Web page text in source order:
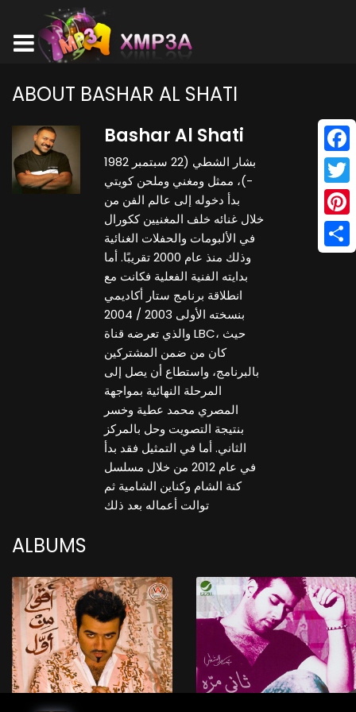
ABOUT BASHAR AL SHATI
Bashar Al Shati
بشار الشطي (22 سبتمبر 1982
-)، ممثل ومغني وملحن كويتي
بدأ دخوله إلى عالم الفن من
خلال غنائه خلف المغنيين ككورال
في الألبومات والحفلات الغنائية
وذلك منذ عام 2000 تقريبًا. أما
بدايته الفنية الفعلية فكانت مع
انطلاقة برنامج ستار أكاديمي
بنسخته الأولى 2003 / 2004
والذي تعرضه قناة LBC، حيث
كان من ضمن المشتركين
بالبرنامج، واستطاع أن يصل إلى
المرحلة النهائية بمواجهة
المصري محمد عطية وخسر
بنتيجة التصويت وحل بالمركز
الثاني. أما في التمثيل فقد بدأ
في عام 2012 من خلال مسلسل
كنة الشام وكناين الشامية ثم
توالت أعماله بعد ذلك
ALBUMS